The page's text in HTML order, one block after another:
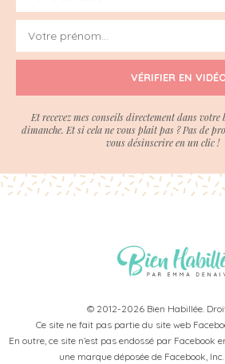
VÉRIFIER EN
Et recevez mes conseils directement dans votre
dimanche. Et si cela ne vous plait pas ? Pas de
vous désinscrire en un clic !
© 2012-2026 Bien Habillée.
Ce site ne fait pas partie du site web
En outre, ce site n’est pas endossé par Facebook
une marque déposée de Facebook, Inc.